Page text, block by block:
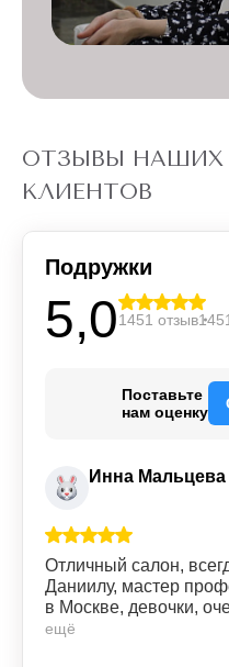
ОТЗЫВЫ НАШИХ
КЛИЕНТОВ
Подружки
5,01451 отзыв
Поставьте
нам оценку
Инна Мальцева
Отличный салон,
Даниилу, мастер
в Москве, девочки,
ещё